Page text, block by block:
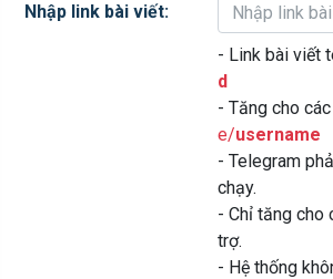
Nhập link bài viết:
- Link bài viết
d
- Tăng cho
e/username
- Telegram
chạy.
- Chỉ tăng cho
trợ.
- Hệ thống